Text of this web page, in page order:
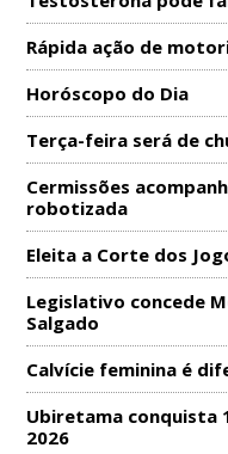
Rápida ação de
Horóscopo do Dia
Terça-feira será de
Cermissões
robotizada
Eleita a Corte dos
Legislativo concede
Salgado
Calvície feminina é
Ubiretama conquista
2026